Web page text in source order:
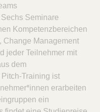
Seminare
Kompetenzbereichen
Change Management
jeder Teilnehmer mit
dem
Training ist
erarbeiten
ein